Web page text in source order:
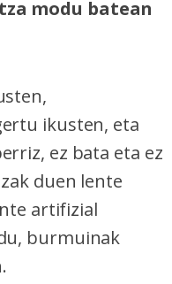
modu batean
ikusten, eta
ez bata eta ez
duen lente
artifizial
burmuinak